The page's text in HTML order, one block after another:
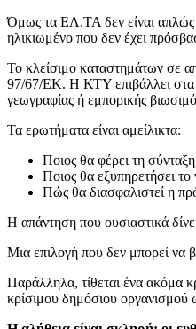
Όμως τα ΕΛ.ΤΑ δεν είναι απλώς
ηλικιωμένο που δεν έχει
Το κλείσιμο καταστημάτων σε
97/67/ΕΚ. Η ΚΤΥ επιβάλλει στα
γεωγραφίας ή εμπορικής
Τα ερωτήματα είναι αμείλικτα:
Ποιος θα φέρει τη
Ποιος θα εξυπηρετήσει το
Πώς θα διασφαλιστεί η
Η απάντηση που ουσιαστικά
Μια επιλογή που δεν μπορεί να
Παράλληλα, τίθεται ένα ακόμα
κρίσιμου δημόσιου οργανισμού